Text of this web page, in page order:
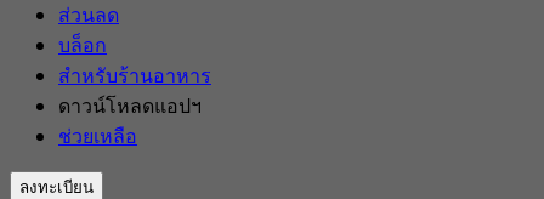
ส่วนลด
บล็อก
สำหรับร้านอาหาร
ดาวน์โหลดแอปฯ
ช่วยเหลือ
ลงทะเบียน